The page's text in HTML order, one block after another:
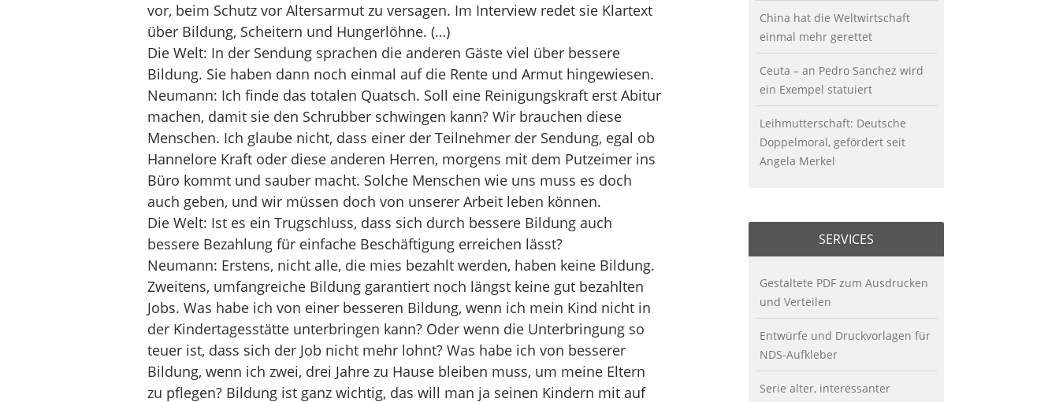
vor, beim Schutz vor Altersarmut zu versagen. Im Interview redet sie Klartext
über Bildung, Scheitern und Hungerlöhne. (…)
Die Welt: In der Sendung sprachen die anderen Gäste viel über bessere
Bildung. Sie haben dann noch einmal auf die Rente und Armut hingewiesen.
Neumann: Ich finde das totalen Quatsch. Soll eine Reinigungskraft erst Abitur
machen, damit sie den Schrubber schwingen kann? Wir brauchen diese
Menschen. Ich glaube nicht, dass einer der Teilnehmer der Sendung, egal ob
Hannelore Kraft oder diese anderen Herren, morgens mit dem Putzeimer ins
Büro kommt und sauber macht. Solche Menschen wie uns muss es doch
auch geben, und wir müssen doch von unserer Arbeit leben können.
Die Welt: Ist es ein Trugschluss, dass sich durch bessere Bildung auch
bessere Bezahlung für einfache Beschäftigung erreichen lässt?
Neumann: Erstens, nicht alle, die mies bezahlt werden, haben keine Bildung.
Zweitens, umfangreiche Bildung garantiert noch längst keine gut bezahlten
Jobs. Was habe ich von einer besseren Bildung, wenn ich mein Kind nicht in
der Kindertagesstätte unterbringen kann? Oder wenn die Unterbringung so
teuer ist, dass sich der Job nicht mehr lohnt? Was habe ich von besserer
Bildung, wenn ich zwei, drei Jahre zu Hause bleiben muss, um meine Eltern
zu pflegen? Bildung ist ganz wichtig, das will man ja seinen Kindern mit auf
China hat die Weltwirtschaft
einmal mehr gerettet
Ceuta – an Pedro Sanchez wird
ein Exempel statuiert
Leihmutterschaft: Deutsche
Doppelmoral, gefördert seit
Angela Merkel
SERVICES
Gestaltete PDF zum Ausdrucken
und Verteilen
Entwürfe und Druckvorlagen für
NDS-Aufkleber
Serie alter, interessanter